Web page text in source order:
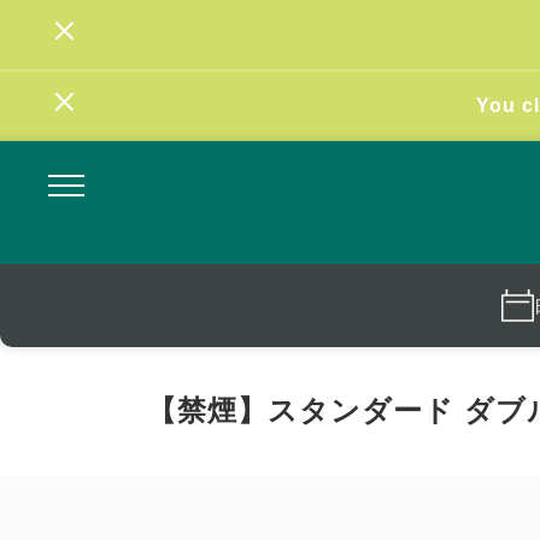
You
【禁煙】スタンダード ダブ